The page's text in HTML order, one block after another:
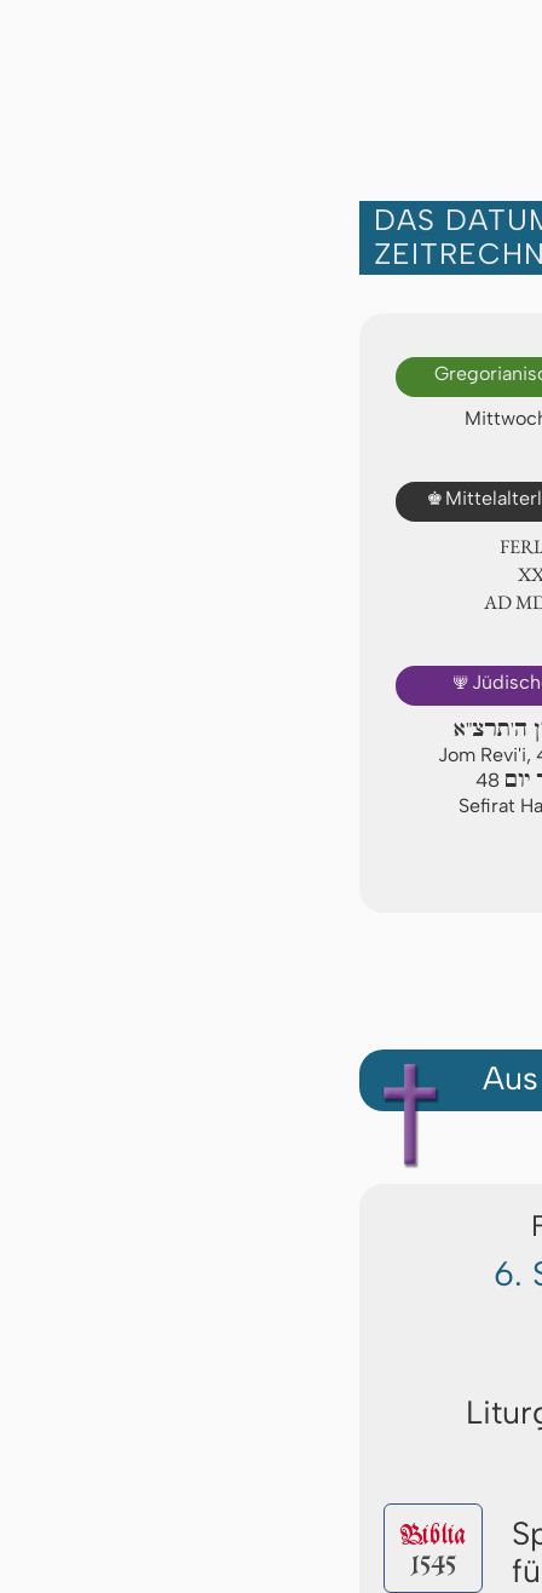
DAS
♚
AD
🕎
ה'תרצ"א
Jom Revi'i,
48
Sefirat
6.
Biblia
1545